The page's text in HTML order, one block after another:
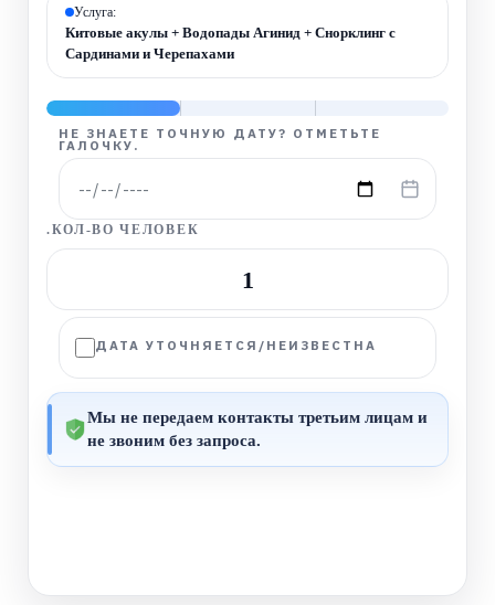
Услуга:
Китовые акулы + Водопады Агинид + Снорклинг с
Сардинами и Черепахами
НЕ ЗНАЕТЕ ТОЧНУЮ ДАТУ? ОТМЕТЬТЕ
ГАЛОЧКУ.
.КОЛ-ВО ЧЕЛОВЕК
1
ДАТА УТОЧНЯЕТСЯ/НЕИЗВЕСТНА
Мы не передаем контакты третьим лицам и
не звоним без запроса.